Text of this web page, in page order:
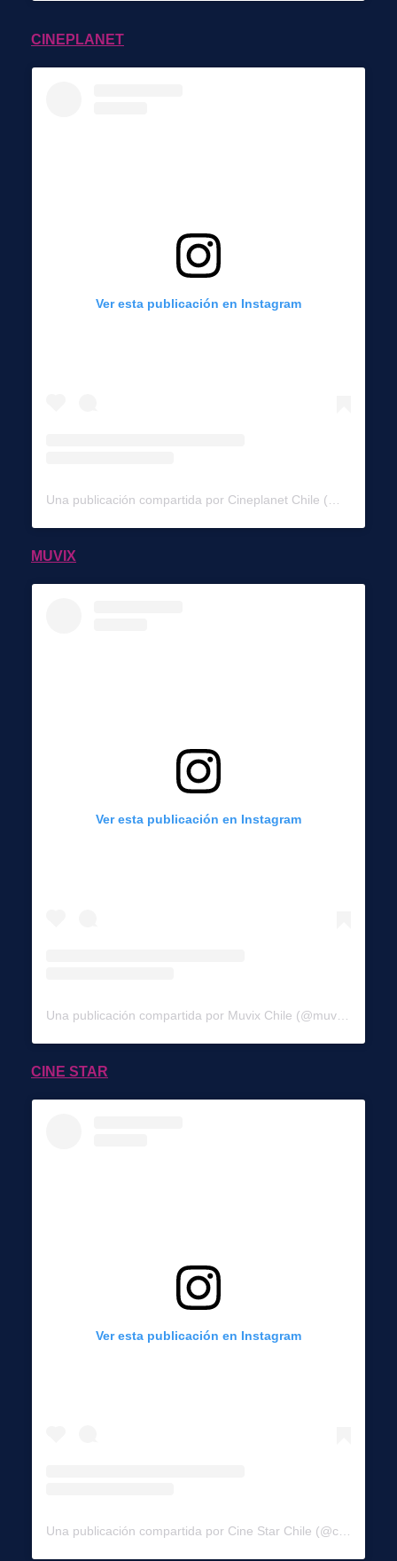
CINEPLANET
Ver esta publicación en Instagram
MUVIX
Ver esta publicación en Instagram
CINE STAR
Ver esta publicación en Instagram